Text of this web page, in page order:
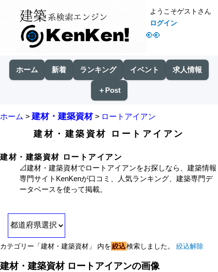
👀
ようこそゲストさん
ログイン
ホーム 新着 ランキング イベント 求人情報
＋Post
ホーム > 建材・建築資材> ロートアイアン
建材・建築資材 ロートアイアン
建材・建築資材 ロートアイアン
📐建材・建築資材でロートアイアンをお探しなら、建築情報
専門サイトKenKenが口コミ、人気ランキング、建築専門デ
ータベースを使って掲載。
カテゴリー「建材・建築資材」 内を絞込検索しました。 絞込解除
建材・建築資材 ロートアイアンの画像